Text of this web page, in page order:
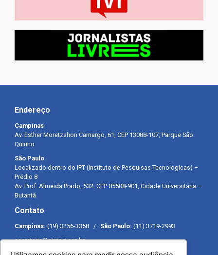
Endereço
Campinas
Av. Esther Moretzshon Camargo, 61, CEP 13088-107, Parque São
Quirino
São Paulo
Localizado dentro do IPT (Instituto de Pesquisas Tecnológicas) –
Prédio 8
Av. Prof. Almeida Prado, 532, CEP 05508-901, Cidade Universitária –
Butantã
Contato
Campinas: (19) 3256-3358 / São Paulo: (11) 3719-2993
secretaria@sintpq.org.br